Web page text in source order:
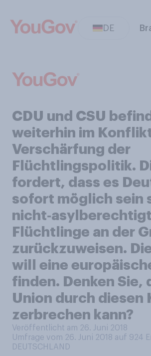
DE
CDU und CSU
weiterhin im
Verschärfung der
Flüchtlingspolitik.
fordert, dass es
sofort möglich sein
Flüchtlinge an der
zurückzuweisen.
will eine
finden. Denken Sie,
Union durch diesen
zerbrechen kann?
Veröffentlicht am 26. Juni 2018
Umfrage vom 26. Juni 2018 auf 924
DEUTSCHLAND